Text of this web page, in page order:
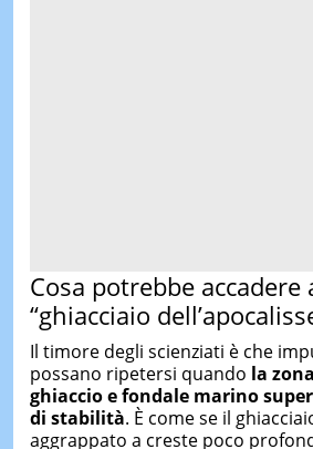
Cosa potrebbe accadere
“ghiacciaio
Il timore degli scienziati è che
possano ripetersi quando la
ghiaccio e fondale marino
di stabilità. È come se il
aggrappato a creste poco